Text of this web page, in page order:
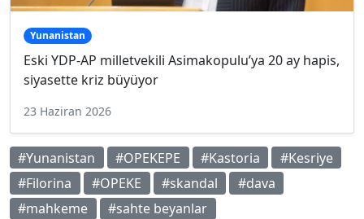
Yunanistan
Eski YDP-AP milletvekili Asimakopulu’ya 20 ay hapis,
siyasette kriz büyüyor
23 Haziran 2026
#Yunanistan #OPEKEPE #Kastoria
#Kesriye
#Filorina
#OPEKE #skandal
#dava
#mahkeme
#sahte beyanlar